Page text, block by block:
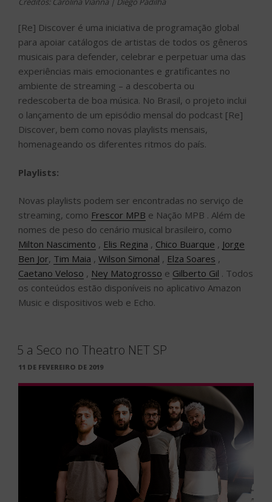
[Re] Discover é uma iniciativa de programação global
para apoiar catálogos de artistas de todos os gêneros
musicais para defender, celebrar e perpetuar uma das
experiências mais emocionantes e gratificantes no
ambiente de streaming – a descoberta ou
redescoberta de boa música. No Brasil, o projeto inclui
o lançamento de um episódio mensal do podcast [Re]
Discover, bem como novas playlists mensais,
homenageando os diferentes ritmos do país.
Playlists:
Novas playlists podem ser encontradas no serviço de
streaming, como Frescor MPB e Nação MPB . Além de
nomes de peso do cenário musical brasileiro, como
Milton Nascimento , Elis Regina , Chico Buarque , Jorge
Ben Jor, Tim Maia , Wilson Simonal , Elza Soares ,
Caetano Veloso , Ney Matogrosso e Gilberto Gil . Todos
os conteúdos estão disponíveis no aplicativo Amazon
Music e dispositivos web e Echo.
5 a Seco no Theatro NET SP
PUBLICADO
11 DE FEVEREIRO DE 2019